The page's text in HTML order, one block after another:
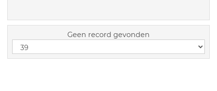
Geen record gevonden